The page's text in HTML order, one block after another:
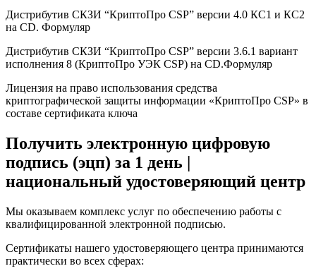
Дистрибутив СКЗИ “КриптоПро CSP” версии 4.0 КС1 и КС2
на CD. Формуляр
Дистрибутив СКЗИ “КриптоПро CSP” версии 3.6.1 вариант
исполнения 8 (КриптоПро УЭК CSP) на CD.Формуляр
Лицензия на право использования средства
криптографической защиты информации «КриптоПро CSP» в
составе сертификата ключа
Получить электронную цифровую
подпись (эцп) за 1 день |
национальный удостоверяющий центр
Мы оказываем комплекс услуг по обеспечению работы с
квалифицированной электронной подписью.
Сертификаты нашего удостоверяющего центра принимаются
практически во всех сферах: